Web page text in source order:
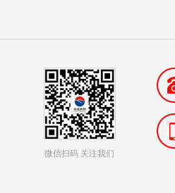
微信扫码 关注我们